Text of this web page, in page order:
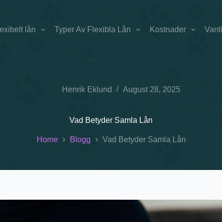
lån Typer Av Flexibla Lån Kostnader
Henrik Eklund August 28, 2025
Vad Betyder Samla Lån
Home Blogg Vad Betyder Samla Lån